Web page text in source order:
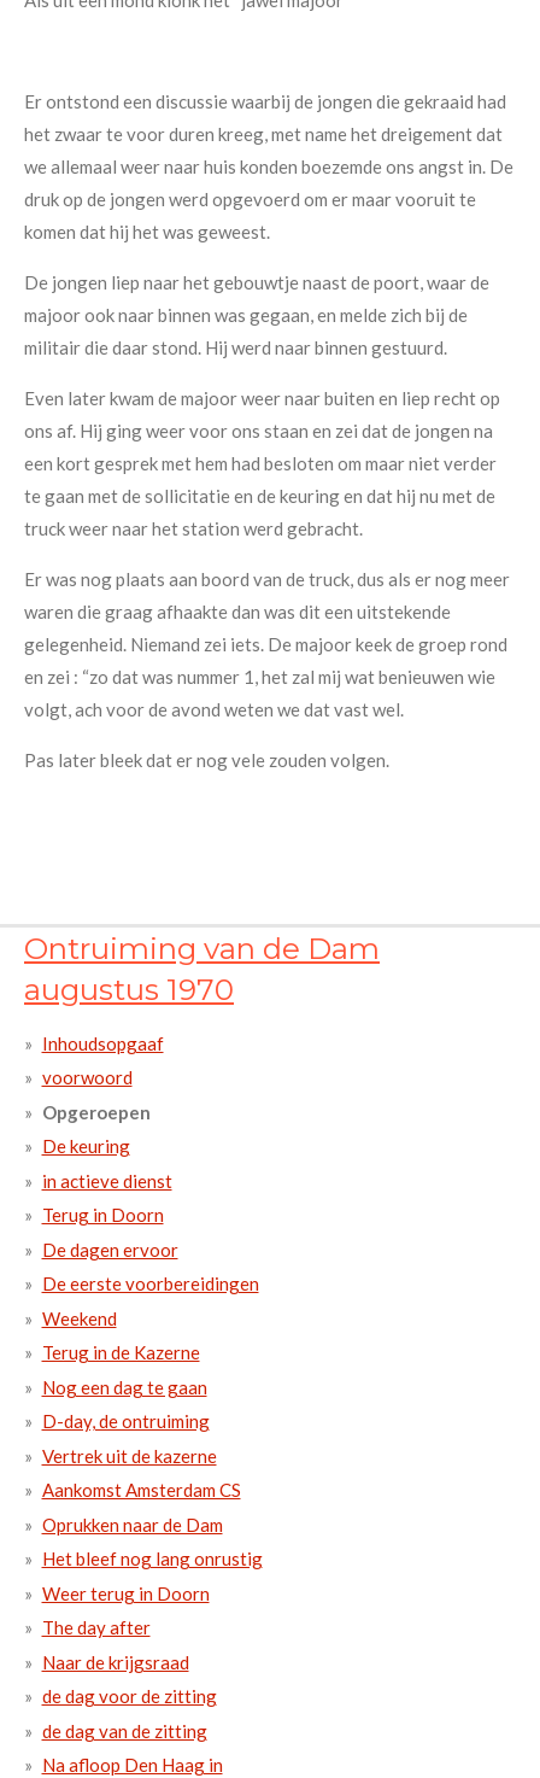
Er ontstond een discussie waarbij de jongen die gekraaid had
het zwaar te voor duren kreeg, met name het dreigement dat
we allemaal weer naar huis konden boezemde ons angst in. De
druk op de jongen werd opgevoerd om er maar vooruit te
komen dat hij het was geweest.
De jongen liep naar het gebouwtje naast de poort, waar de
majoor ook naar binnen was gegaan, en melde zich bij de
militair die daar stond. Hij werd naar binnen gestuurd.
Even later kwam de majoor weer naar buiten en liep recht op
ons af. Hij ging weer voor ons staan en zei dat de jongen na
een kort gesprek met hem had besloten om maar niet verder
te gaan met de sollicitatie en de keuring en dat hij nu met de
truck weer naar het station werd gebracht.
Er was nog plaats aan boord van de truck, dus als er nog meer
waren die graag afhaakte dan was dit een uitstekende
gelegenheid. Niemand zei iets. De majoor keek de groep rond
en zei : “zo dat was nummer 1, het zal mij wat benieuwen wie
volgt, ach voor de avond weten we dat vast wel.
Pas later bleek dat er nog vele zouden volgen.
Ontruiming van de Dam
augustus 1970
Inhoudsopgaaf
voorwoord
Opgeroepen
De keuring
in actieve dienst
Terug in Doorn
De dagen ervoor
De eerste voorbereidingen
Weekend
Terug in de Kazerne
Nog een dag te gaan
D-day, de ontruiming
Vertrek uit de kazerne
Aankomst Amsterdam CS
Oprukken naar de Dam
Het bleef nog lang onrustig
Weer terug in Doorn
The day after
Naar de krijgsraad
de dag voor de zitting
de dag van de zitting
Na afloop Den Haag in